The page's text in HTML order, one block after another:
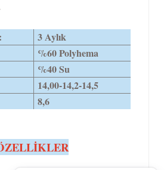
3 Aylık
%60 Polyhema
%40 Su
14,00-14,2-14,5
8,6